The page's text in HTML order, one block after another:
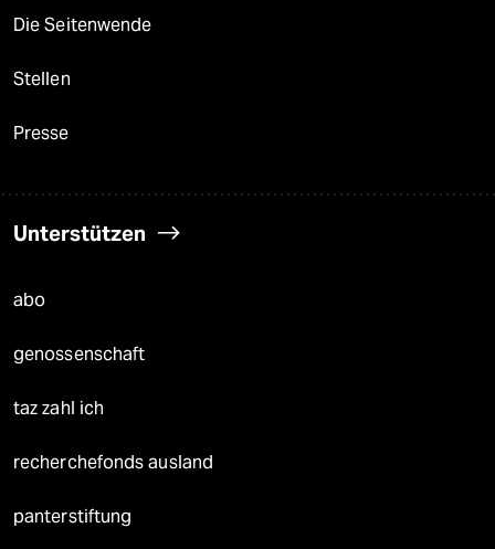
Die Seitenwende
Stellen
Presse
Unterstützen
abo
genossenschaft
taz zahl ich
recherchefonds ausland
panterstiftung